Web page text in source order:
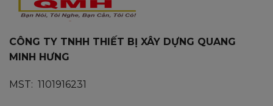
CÔNG TY TNHH THIẾT BỊ XÂY DỰNG QUANG
MINH HƯNG
MST: 1101916231